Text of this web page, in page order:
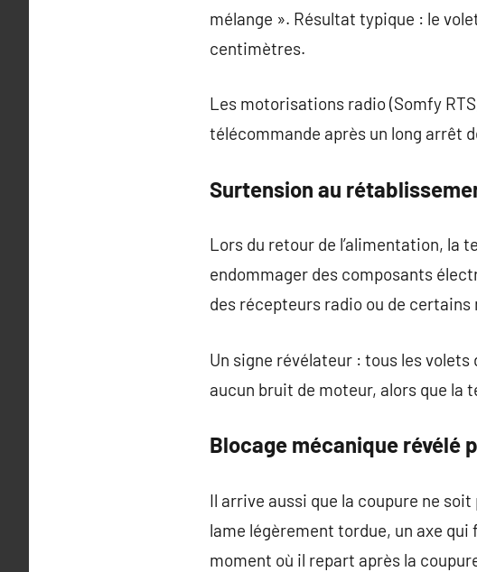
mélange ». Résultat typique : le
centimètres.
Les motorisations radio (Somfy
télécommande après un long arrêt
Surtension au
Lors du retour de l’alimentation, la
endommager des composants
des récepteurs radio ou de
Un signe révélateur : tous les
aucun bruit de moteur, alors que la
Blocage mécanique révélé
Il arrive aussi que la coupure ne
lame légèrement tordue, un axe
moment où il repart après la